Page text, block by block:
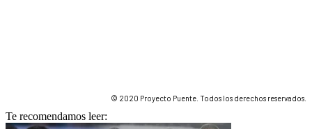
© 2020 Proyecto Puente. Todos los derechos reservados.
Te recomendamos leer: